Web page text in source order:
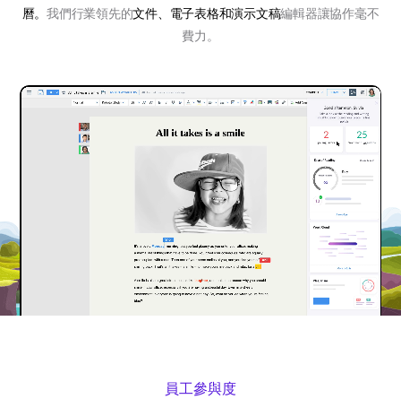
曆。我們行業領先的文件、電子表格和演示文稿編輯器讓協作毫不
費力。
員工參與度